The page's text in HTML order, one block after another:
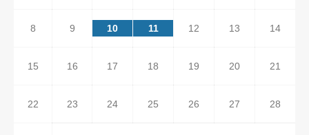
8 9 10 11 12 13 14
15 16 17 18 19 20 21
22 23 24 25 26 27 28